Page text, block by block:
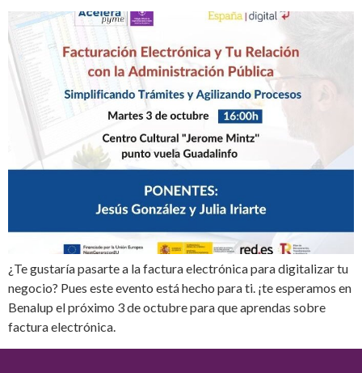
¿Te gustaría pasarte a la factura electrónica para digitalizar tu
negocio? Pues este evento está hecho para ti. ¡te esperamos en
Benalup el próximo 3 de octubre para que aprendas sobre
factura electrónica.